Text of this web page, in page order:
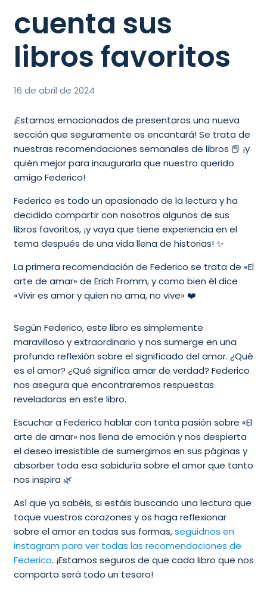
cuenta sus
libros favoritos
16 de abril de 2024
¡Estamos emocionados de presentaros una nueva
sección que seguramente os encantará! Se trata de
nuestras recomendaciones semanales de libros 📕 ¡y
quién mejor para inaugurarla que nuestro querido
amigo Federico!
Federico es todo un apasionado de la lectura y ha
decidido compartir con nosotros algunos de sus
libros favoritos, ¡y vaya que tiene experiencia en el
tema después de una vida llena de historias! ✨
La primera recomendación de Federico se trata de «El
arte de amar» de Erich Fromm, y como bien él dice
«Vivir es amor y quien no ama, no vive» ❤️
Según Federico, este libro es simplemente
maravilloso y extraordinario y nos sumerge en una
profunda reflexión sobre el significado del amor. ¿Qué
es el amor? ¿Qué significa amar de verdad? Federico
nos asegura que encontraremos respuestas
reveladoras en este libro.
Escuchar a Federico hablar con tanta pasión sobre «El
arte de amar» nos llena de emoción y nos despierta
el deseo irresistible de sumergirnos en sus páginas y
absorber toda esa sabiduría sobre el amor que tanto
nos inspira 🌿
Así que ya sabéis, si estáis buscando una lectura que
toque vuestros corazones y os haga reflexionar
sobre el amor en todas sus formas,seguidnos en
instagram para ver todas las recomendaciones de
Federico. ¡Estamos seguros de que cada libro que nos
comparta será todo un tesoro!